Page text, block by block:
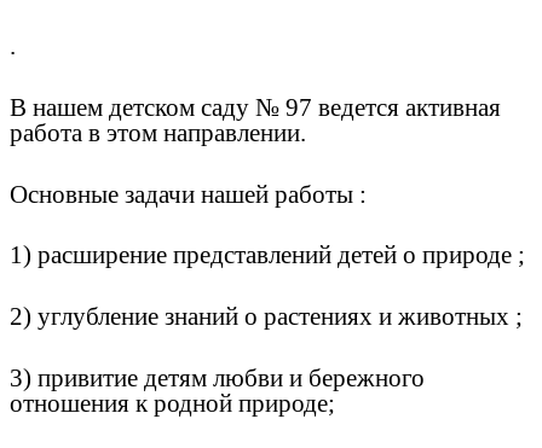
.
В нашем детском саду № 97 ведется активная
работа в этом направлении.
Основные задачи нашей работы :
1) расширение представлений детей о природе ;
2) углубление знаний о растениях и животных ;
3) привитие детям любви и бережного
отношения к родной природе;